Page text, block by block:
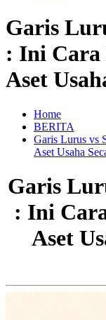
Garis
: Ini Cara
Aset
Home
BERITA
Garis Lurus vs
Aset Usaha
Garis
: Ini
Aset